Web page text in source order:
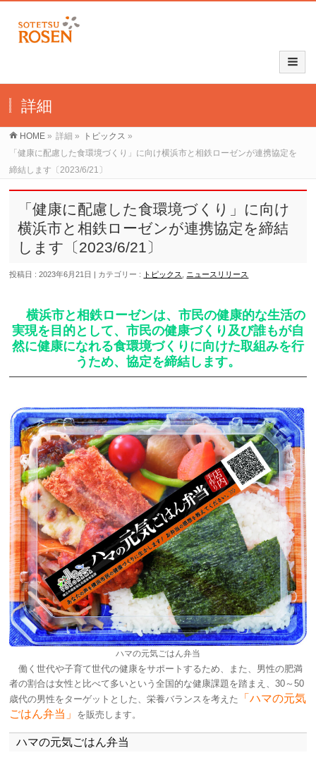
詳細
HOME » 詳細 » トピックス »
「健康に配慮した食環境づくり」に向け横浜市と相鉄ローゼンが連携協定を
締結します〔2023/6/21〕
「健康に配慮した食環境づくり」に向け
横浜市と相鉄ローゼンが連携協定を締結
します〔2023/6/21〕
投稿日 : 2023年6月21日 カテゴリー : トピックス ニュースリリース
横浜市と相鉄ローゼンは、市民の健康的な生活の
実現を目的として、市民の健康づくり及び誰もが自
然に健康になれる食環境づくりに向けた取組みを行
うため、協定を締結します。
ハマの元気ごはん弁当
働く世代や子育て世代の健康をサポートするため、また、男性の肥満
者の割合は女性と比べて多いという全国的な健康課題を踏まえ、30～50
歳代の男性をターゲットとした、栄養バランスを考えた
「ハマの元気
ごはん弁当」
を販売します。
ハマの元気ごはん弁当